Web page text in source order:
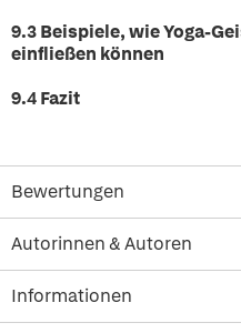
9.3 Beispiele, wie Yoga-
einfließen können
9.4 Fazit
Bewertungen
Autorinnen & Autoren
Informationen